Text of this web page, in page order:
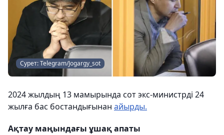
Сурет: Telegram/Jogargy_sot
2024 жылдың 13 мамырында сот экс-министрді 24
жылға бас бостандығынан айырды.
Ақтау маңындағы ұшақ апаты